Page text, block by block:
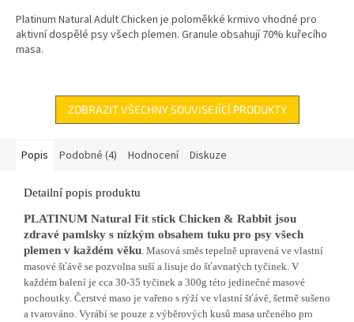
Platinum Natural Adult Chicken je poloměkké krmivo vhodné pro
aktivní dospělé psy všech plemen. Granule obsahují 70% kuřecího
masa.
ZOBRAZIT VŠECHNY SOUVISEJÍCÍ PRODUKTY
Popis Podobné (4) Hodnocení Diskuze
Detailní popis produktu
PLATINUM Natural Fit stick Chicken & Rabbit jsou
zdravé pamlsky s nízkým obsahem tuku pro psy všech
plemen v každém věku . Masová směs tepelně upravená ve vlastní
masové šťávě se pozvolna suší a lisuje do šťavnatých tyčinek. V
každém balení je cca 30-35 tyčinek a 300g této jedinečné masové
pochoutky. Čerstvé maso je vařeno s rýží ve vlastní šťávě, šetrně sušeno
a tvarováno. Vyrábí se pouze z výběrových kusů masa určeného pro